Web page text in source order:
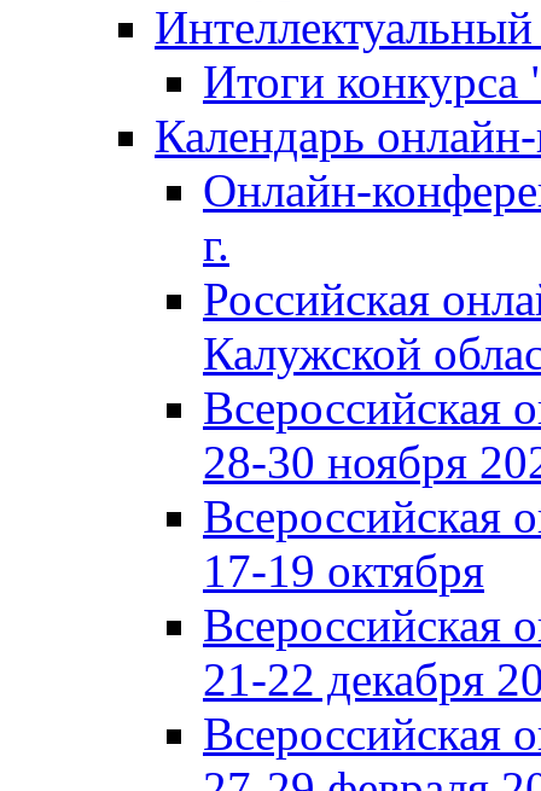
Итоги
Календарь
Онлайн-
г.
Российская
Калужской
Всероссийская
28-30 ноября
Всероссийская
17-19 октября
Всероссийская
21-22 декабря
Всероссийская